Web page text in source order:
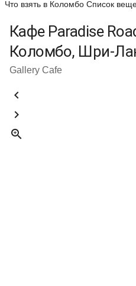
Что взять в Коломбо Список
Кафе Paradise
Коломбо, Шри-
Gallery Cafe


